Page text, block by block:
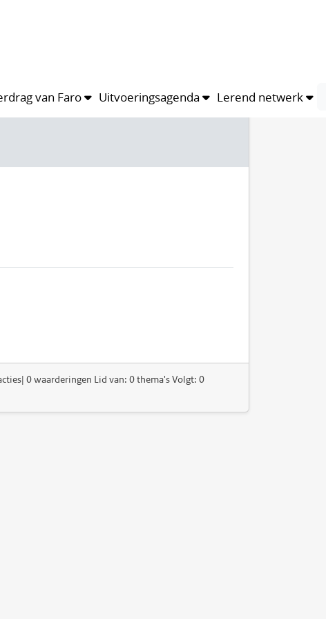
van Faro Uitvoeringsagenda Lerend netwerk
0 waarderingen Lid van: 0 thema's Volgt: 0